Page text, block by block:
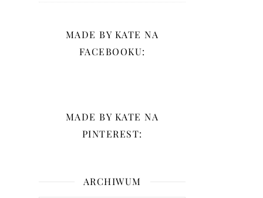
MADE BY KATE NA
FACEBOOKU:
MADE BY KATE NA
PINTEREST:
ARCHIWUM